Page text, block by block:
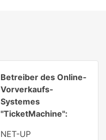
Betreiber des Online-
Vorverkaufs-
Systemes
"TicketMachine":
NET-UP